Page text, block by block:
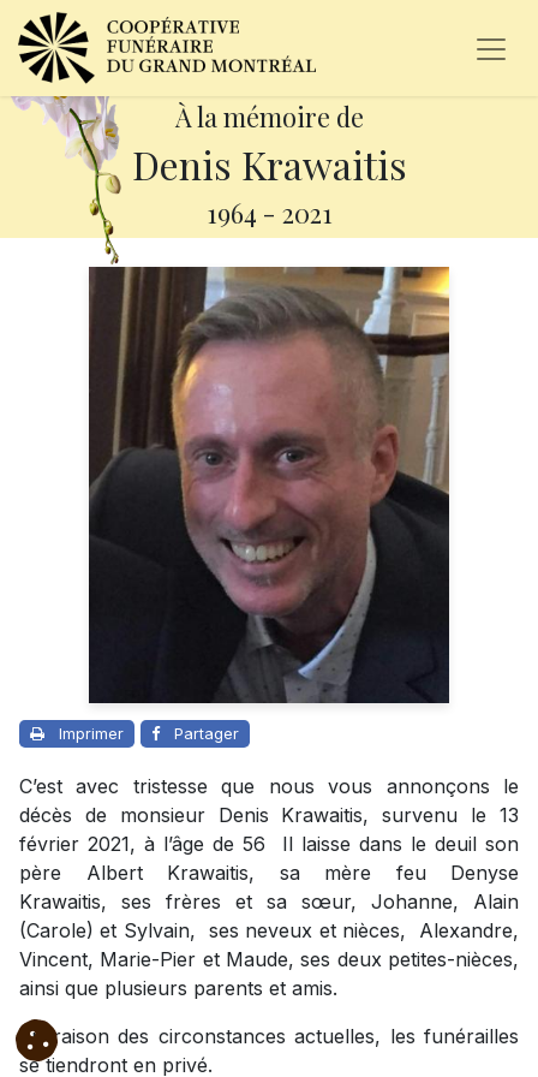
À la mémoire de
Denis Krawaitis
1964 - 2021
Imprimer Partager
C’est avec tristesse que nous vous annonçons le
décès de monsieur Denis Krawaitis, survenu le 13
février 2021, à l’âge de 56 Il laisse dans le deuil son
père Albert Krawaitis, sa mère feu Denyse
Krawaitis, ses frères et sa sœur, Johanne, Alain
(Carole) et Sylvain, ses neveux et nièces, Alexandre,
Vincent, Marie-Pier et Maude, ses deux petites-nièces,
ainsi que plusieurs parents et amis.
En raison des circonstances actuelles, les funérailles
se tiendront en privé.